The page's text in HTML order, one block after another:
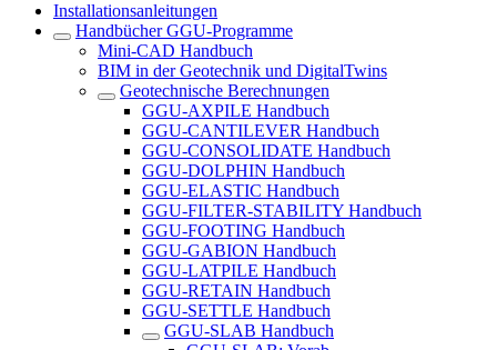
Installationsanleitungen
Handbücher GGU-Programme
Mini-CAD Handbuch
BIM in der Geotechnik und DigitalTwins
Geotechnische Berechnungen
GGU-AXPILE Handbuch
GGU-CANTILEVER Handbuch
GGU-CONSOLIDATE Handbuch
GGU-DOLPHIN Handbuch
GGU-ELASTIC Handbuch
GGU-FILTER-STABILITY Handbuch
GGU-FOOTING Handbuch
GGU-GABION Handbuch
GGU-LATPILE Handbuch
GGU-RETAIN Handbuch
GGU-SETTLE Handbuch
GGU-SLAB Handbuch